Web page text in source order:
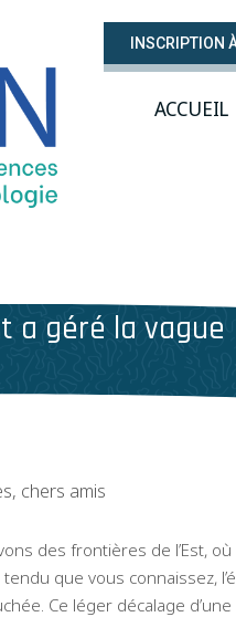
INSCRIPTION
ACCUEIL
a géré la vague
chers amis
des frontières de l’Est,
que vous connaissez,
Ce léger décalage